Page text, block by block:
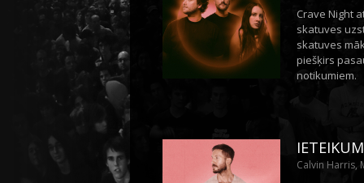
Crave Night
skatuves
skatuves
piešķirs
notikumiem.
Calvin Harris,